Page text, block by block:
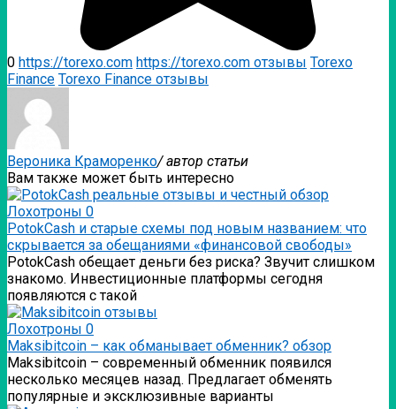
0 https://torexo.com https://torexo.com отзывы Torexo
Finance Torexo Finance отзывы
Вероника Краморенко/ автор статьи
Вам также может быть интересно
Лохотроны 0
PotokCash и старые схемы под новым названием: что
скрывается за обещаниями «финансовой свободы»
PotokCash обещает деньги без риска? Звучит слишком
знакомо. Инвестиционные платформы сегодня
появляются с такой
Лохотроны 0
Мaksibitcoin – как обманывает обменник? обзор
Мaksibitcoin – современный обменник появился
несколько месяцев назад. Предлагает обменять
популярные и эксклюзивные варианты